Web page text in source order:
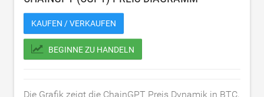
KAUFEN / VERKAUFEN
BEGINNE ZU HANDELN
Die Grafik zeigt die ChainGPT Preis Dynamik in BTC,